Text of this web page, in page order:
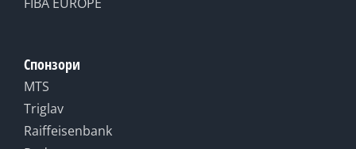
Спонзори
MTS
Triglav
Raiffeisenbank